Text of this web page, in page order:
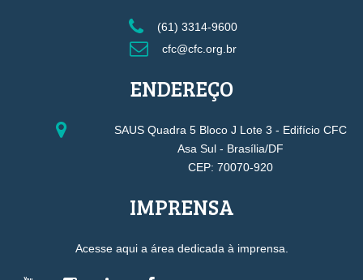
(61) 3314-9600
cfc@cfc.org.br
ENDEREÇO
SAUS Quadra 5 Bloco J Lote 3 - Edifício CFC
Asa Sul - Brasília/DF
CEP: 70070-920
IMPRENSA
Acesse aqui a área dedicada à imprensa.